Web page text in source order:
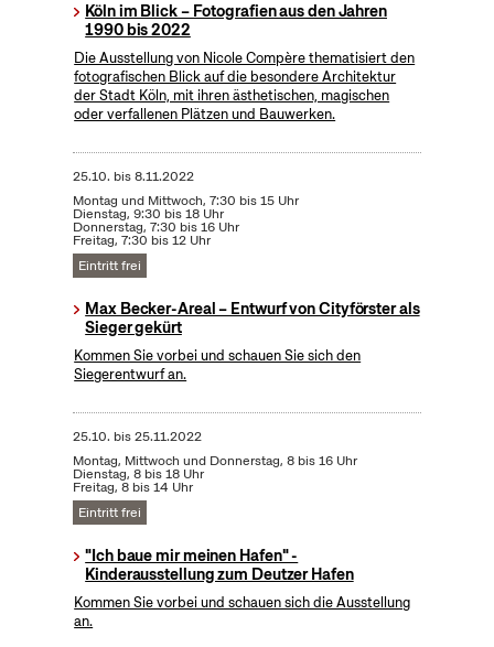
Köln im Blick – Fotografien aus den Jahren
1990 bis 2022
Die Ausstellung von Nicole Compère thematisiert den
fotografischen Blick auf die besondere Architektur
der Stadt Köln, mit ihren ästhetischen, magischen
oder verfallenen Plätzen und Bauwerken.
25.10. bis8.11.2022
Montag und Mittwoch, 7:30 bis 15 Uhr
Dienstag, 9:30 bis 18 Uhr
Donnerstag, 7:30 bis 16 Uhr
Freitag, 7:30 bis 12 Uhr
Eintritt frei
Max Becker-Areal – Entwurf von Cityförster als
Sieger gekürt
Kommen Sie vorbei und schauen Sie sich den
Siegerentwurf an.
25.10. bis25.11.2022
Montag, Mittwoch und Donnerstag, 8 bis 16 Uhr
Dienstag, 8 bis 18 Uhr
Freitag, 8 bis 14 Uhr
Eintritt frei
"Ich baue mir meinen Hafen" -
Kinderausstellung zum Deutzer Hafen
Kommen Sie vorbei und schauen sich die Ausstellung
an.